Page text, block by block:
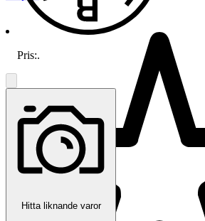
Pris:.
Hitta liknande varor